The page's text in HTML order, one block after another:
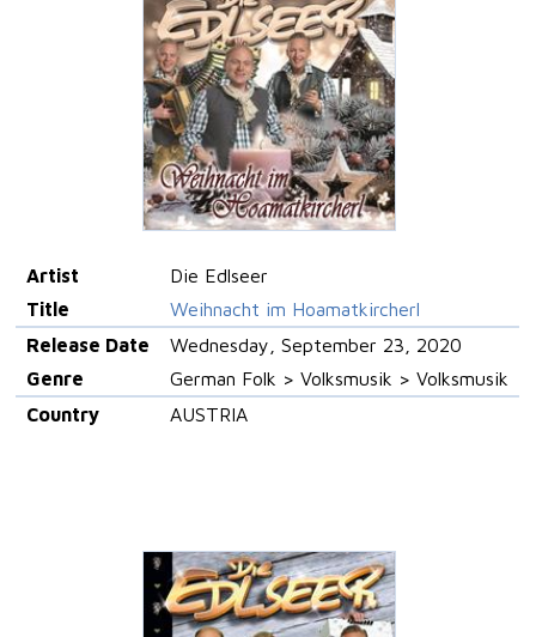
Artist
Die Edlseer
Title
Weihnacht im Hoamatkircherl
Release Date
Wednesday, September 23, 2020
Genre
German Folk > Volksmusik > Volksmusik
Country
AUSTRIA